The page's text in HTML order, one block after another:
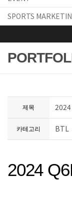
SPORTS
제목
카테고리 BTL
2024